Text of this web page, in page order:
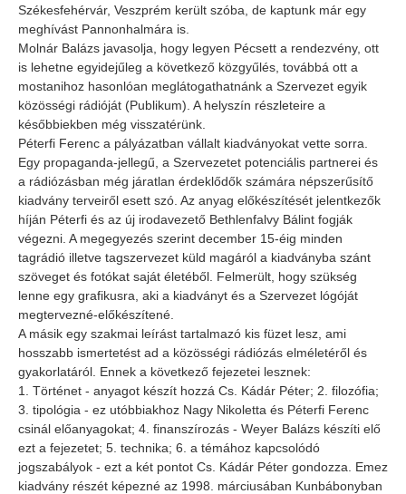
Székesfehérvár, Veszprém került szóba, de kaptunk már egy
meghívást Pannonhalmára is.
Molnár Balázs javasolja, hogy legyen Pécsett a rendezvény, ott
is lehetne egyidejűleg a következő közgyűlés, továbbá ott a
mostanihoz hasonlóan meglátogathatnánk a Szervezet egyik
közösségi rádióját (Publikum). A helyszín részleteire a
későbbiekben még visszatérünk.
Péterfi Ferenc a pályázatban vállalt kiadványokat vette sorra.
Egy propaganda-jellegű, a Szervezetet potenciális partnerei és
a rádiózásban még járatlan érdeklődők számára népszerűsítő
kiadvány terveiről esett szó. Az anyag előkészítését jelentkezők
híján Péterfi és az új irodavezető Bethlenfalvy Bálint fogják
végezni. A megegyezés szerint december 15-éig minden
tagrádió illetve tagszervezet küld magáról a kiadványba szánt
szöveget és fotókat saját életéből. Felmerült, hogy szükség
lenne egy grafikusra, aki a kiadványt és a Szervezet lógóját
megtervezné-előkészítené.
A másik egy szakmai leírást tartalmazó kis füzet lesz, ami
hosszabb ismertetést ad a közösségi rádiózás elméletéről és
gyakorlatáról. Ennek a következő fejezetei lesznek:
1. Történet - anyagot készít hozzá Cs. Kádár Péter; 2. filozófia;
3. tipológia - ez utóbbiakhoz Nagy Nikoletta és Péterfi Ferenc
csinál előanyagokat; 4. finanszírozás - Weyer Balázs készíti elő
ezt a fejezetet; 5. technika; 6. a témához kapcsolódó
jogszabályok - ezt a két pontot Cs. Kádár Péter gondozza. Emez
kiadvány részét képezné az 1998. márciusában Kunbábonyban